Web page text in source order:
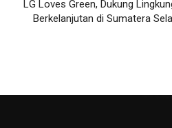
LG Loves Green, Dukung
Berkelanjutan di Sumatera